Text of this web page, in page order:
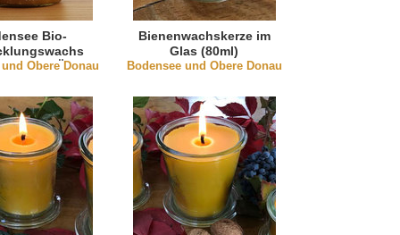
Bio-
(DE-ÖKO-
Obere Donau
Bienenwachskerze im
Glas (80ml)
Bodensee und Obere Donau